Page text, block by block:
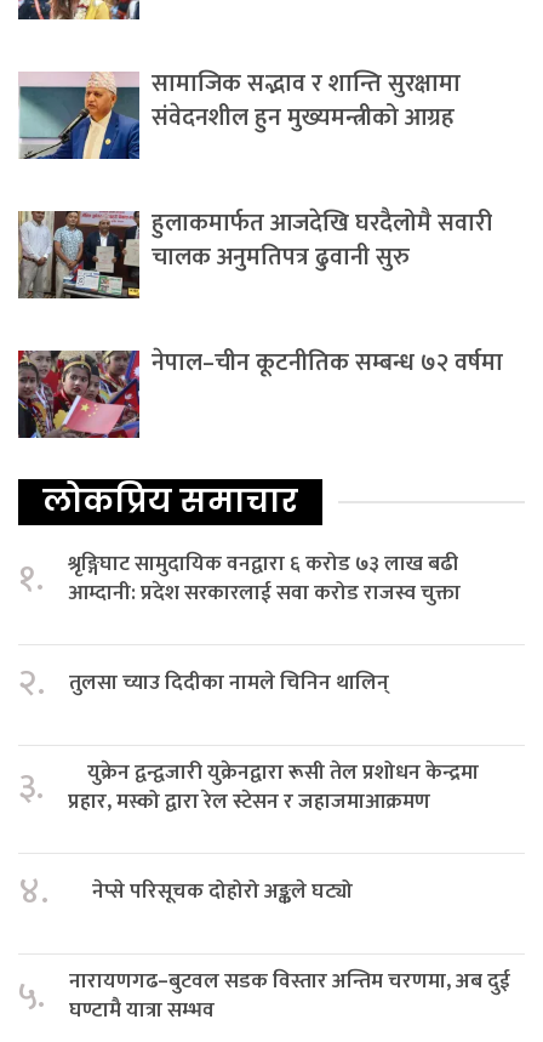
सामाजिक सद्भाव र शान्ति सुरक्षामा
संवेदनशील हुन मुख्यमन्त्रीको आग्रह
हुलाकमार्फत आजदेखि घरदैलोमै सवारी
चालक अनुमतिपत्र ढुवानी सुरु
नेपाल–चीन कूटनीतिक सम्बन्ध ७२ वर्षमा
लोकप्रिय समाचार
१.
श्रृङ्गिघाट सामुदायिक वनद्वारा ६ करोड ७३ लाख बढी
आम्दानी: प्रदेश सरकारलाई सवा करोड राजस्व चुक्ता
२. तुलसा च्याउ दिदीका नामले चिनिन थालिन्
३.
युक्रेन द्वन्द्वजारी युक्रेनद्वारा रूसी तेल प्रशोधन केन्द्रमा
प्रहार, मस्को द्वारा रेल स्टेसन र जहाजमाआक्रमण
४. नेप्से परिसूचक दोहोरो अङ्कले घट्यो
५.
नारायणगढ–बुटवल सडक विस्तार अन्तिम चरणमा, अब दुई
घण्टामै यात्रा सम्भव